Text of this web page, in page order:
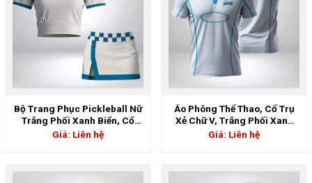
Bộ Trang Phục Pickleball Nữ
Trắng Phối Xanh Biển, Cổ
Polo Khóa Zip | 5GS-06899
Giá: Liên hệ
Áo Phông Thể Thao, Cổ Trụ
Xẻ Chữ V, Trắng Phối Xanh
Sky – Cá Tính & Mạnh Mẽ |
Giá: Liên hệ